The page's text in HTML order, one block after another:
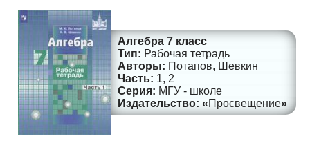
Алгебра 7 класс
Рабочая тетрадь
Потапов, Шевкин
1, 2
МГУ - школе
Просвещение